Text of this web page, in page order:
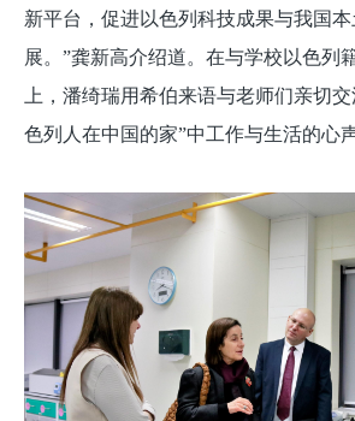
新平台，促进以色列科技成果与我国
展。”龚新高介绍道。在与学校以色列
上，潘绮瑞用希伯来语与老师们亲切
色列人在中国的家”中工作与生活的心声